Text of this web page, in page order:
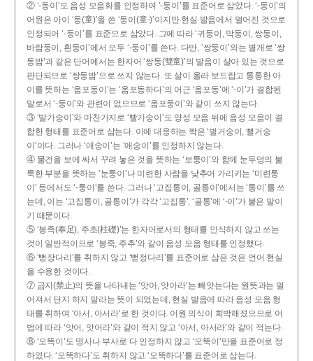
② ‘-동이’도 음성 모음화를 인정하여 ‘-둥이’를 표준어로 삼았다. ‘-둥이’의
어원은 아이 ‘동(童)’을 쓴 ‘동이(童-)’이지만 현실 발음에서 멀어진 것으로
인정되어 ‘-둥이’를 표준으로 삼았다. 그에 따라 ‘귀둥이, 막둥이, 쌍둥이,
바람둥이, 흰둥이’에서 모두 ‘-둥이’를 쓴다. 다만, ‘쌍둥이’와는 별개로 ‘쌍
동밤’과 같은 단어에서는 한자어 ‘쌍동(雙童)’의 발음이 살아 있는 것으로
판단되므로 ‘쌍둥밤’으로 쓰지 않는다. 또 살이 올라 보드랍고 통통한 아
이를 뜻하는 ‘옴포동이’는 ‘옴포동하다’의 어근 ‘옴포동’에 ‘-이’가 결합된
말로서 ‘-둥이’와 관련이 없으므로 ‘옴포둥이’와 같이 쓰지 않는다.
③ ‘발가숭이’와 마찬가지로 ‘빨가숭이’도 양성 모음 뒤에 음성 모음이 결
합한 형태를 표준어로 삼는다. 이에 대응하는 짝은 ‘벌거숭이, 뻘거숭
이’이다. 그러나 ‘애송이’는 ‘애숭이’를 인정하지 않는다.
④ 물건을 보에 싸서 꾸려 놓은 것을 뜻하는 ‘보퉁이’와 함께 눈두덩의 불
룩한 부분을 뜻하는 ‘눈퉁이’나 미련한 사람을 낮추어 가리키는 ‘미련퉁
이’ 등에서도 ‘-퉁이’를 쓴다. 그러나 ‘고집통이, 골통이’에서는 ‘통이’를 쓰
는데, 이는 ‘고집통이, 골통이’가 각각 ‘고집통’, ‘골통’에 ‘-이’가 붙은 말이
기 때문이다.
⑤ ‘봉족(奉足), 주초(柱礎)’는 한자어로서의 형태를 인식하지 않고 쓰는
것이 일반적이므로 ‘봉죽, 주추’와 같이 음성 모음 형태를 인정했다.
⑥ ‘뻗장다리’를 취하지 않고 ‘뻗정다리’를 표준어로 삼은 것은 언어 현실
을 수용한 것이다.
⑦ 금지(禁止)의 뜻을 나타내는 ‘앗아, 앗아라’는 빼앗는다는 원뜻과는 멀
어져서 단지 하지 말라는 뜻이 되었는데, 현실 발음에 따라 음성 모음 형
태를 취하여 ‘아서, 아서라’로 한 것이다. 어원 의식이 희박해졌으므로 어
법에 따라 ‘앗어, 앗어라’와 같이 적지 않고 ‘아서, 아서라’와 같이 적는다.
⑧ ‘오똑이’도 명사나 부사로 다 인정하지 않고 ‘오뚝이’만을 표준어로 정
하였다. ‘오똑하다’도 취하지 않고 ‘오뚝하다’를 표준어로 삼는다.